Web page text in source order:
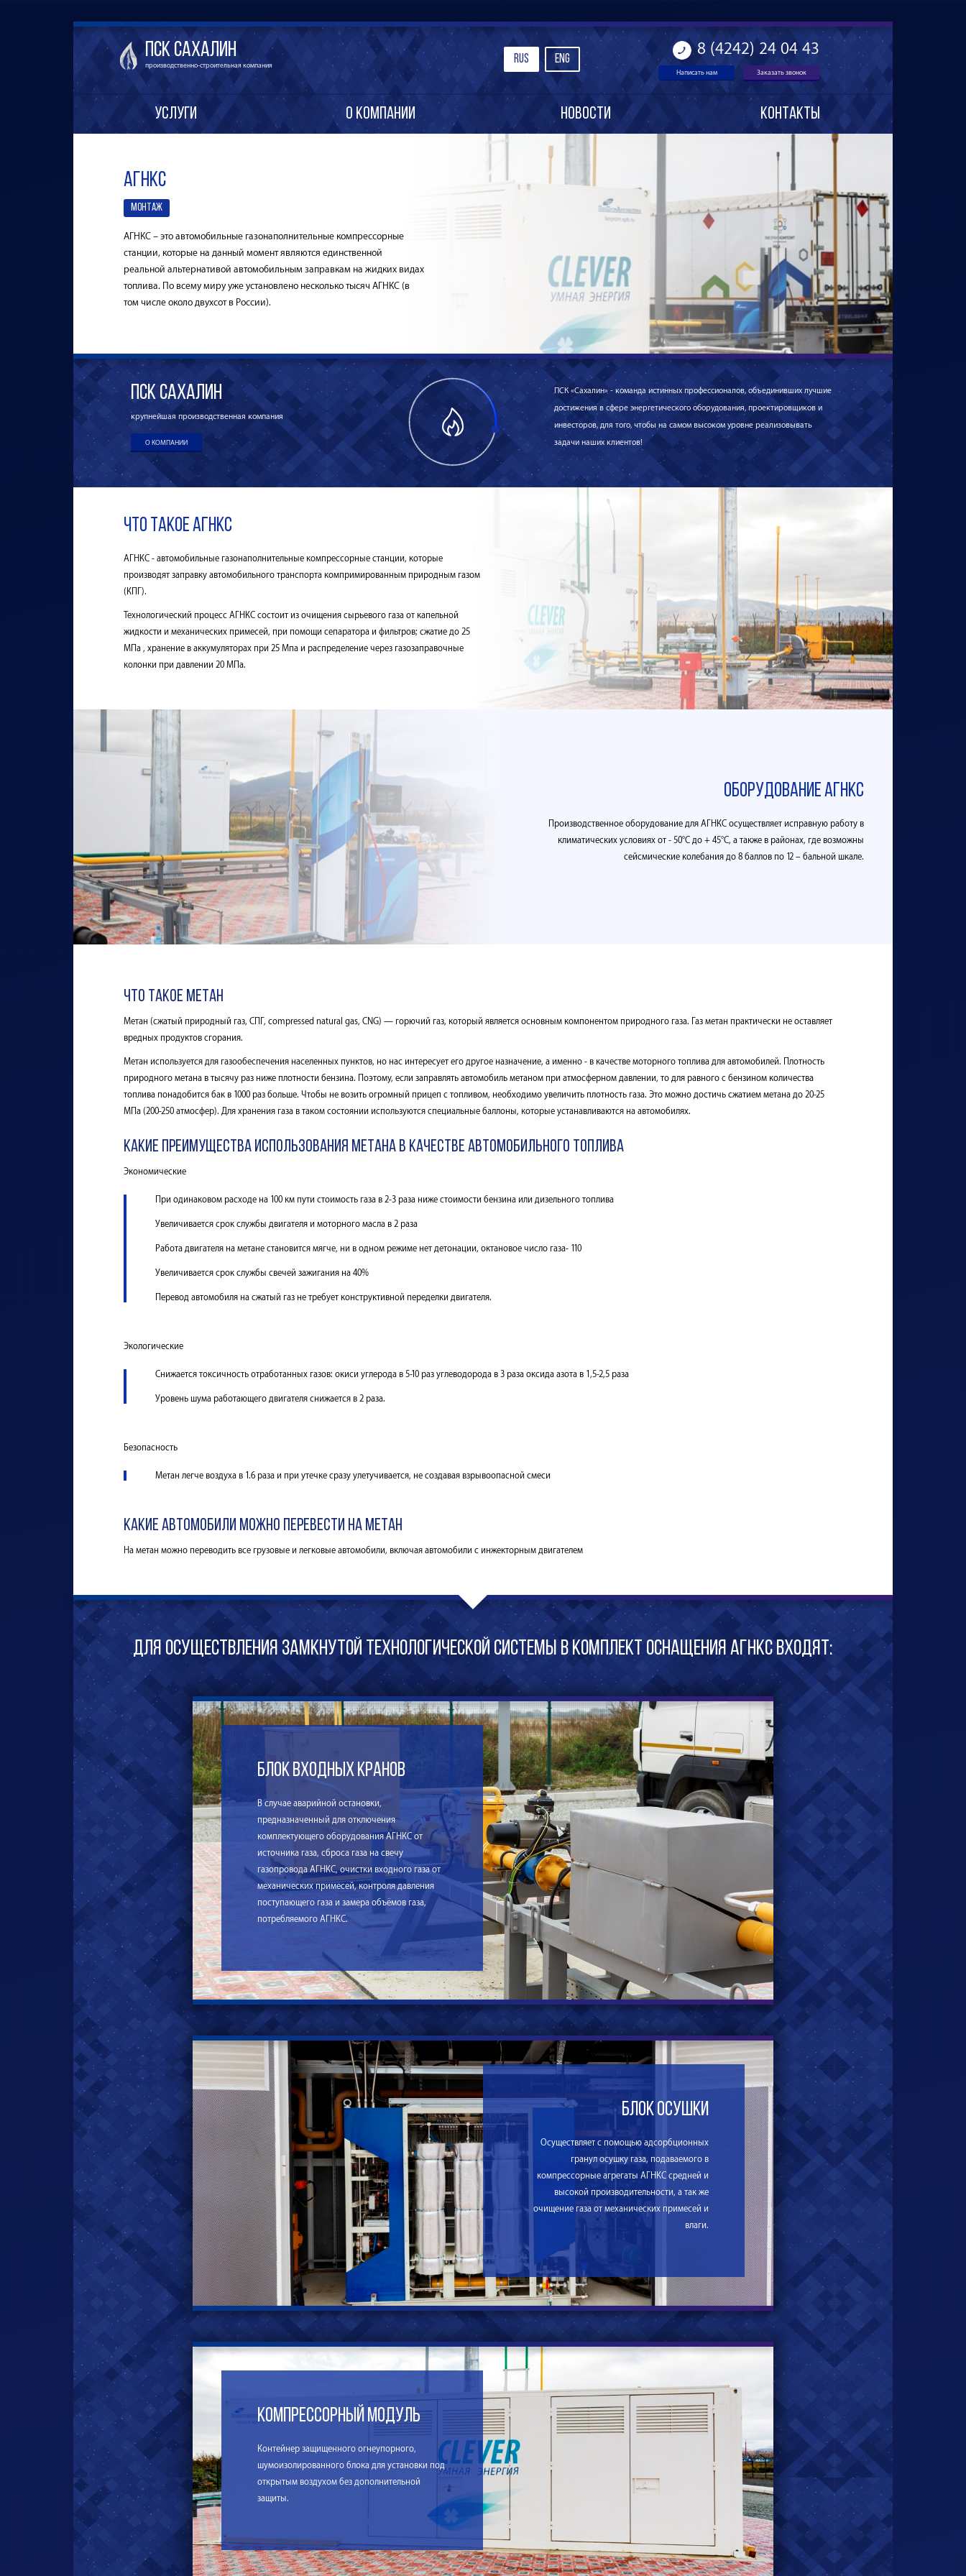
ПСК Сахалин
производственно-строительная компания Rus Eng
8 (4242) 24 04 43
Написать нам Заказать звонок
Услуги О компании Новости Контакты
АГНКС
МОНТАЖ
АГНКС – это автомобильные газонаполнительные компрессорные
станции, которые на данный момент являются единственной
реальной альтернативой автомобильным заправкам на жидких видах
топлива. По всему миру уже установлено несколько тысяч АГНКС (в
том числе около двухсот в России).
ПСК Сахалин
крупнейшая производственная компания
О КОМПАНИИ
ПСК «Сахалин» - команда истинных профессионалов, объединивших лучшие
достижения в сфере энергетического оборудования, проектировщиков и
инвесторов, для того, чтобы на самом высоком уровне реализовывать
задачи наших клиентов!
Что такое АГНКС
АГНКС - автомобильные газонаполнительные компрессорные станции, которые
производят заправку автомобильного транспорта компримированным природным газом
(КПГ).
Технологический процесс АГНКС состоит из очищения сырьевого газа от капельной
жидкости и механических примесей, при помощи сепаратора и фильтров; сжатие до 25
МПа , хранение в аккумуляторах при 25 Мпа и распределение через газозаправочные
колонки при давлении 20 МПа.
оборудование агнкс
Производственное оборудование для АГНКС осуществляет исправную работу в
климатических условиях от - 50°С до + 45°С, а также в районах, где возможны
сейсмические колебания до 8 баллов по 12 – бальной шкале.
Что такое метан
Метан (сжатый природный газ, СПГ, сompressed natural gas, CNG) — горючий газ, который является основным компонентом природного газа. Газ метан практически не оставляет
вредных продуктов сгорания.
Метан используется для газообеспечения населенных пунктов, но нас интересует его другое назначение, а именно - в качестве моторного топлива для автомобилей. Плотность
природного метана в тысячу раз ниже плотности бензина. Поэтому, если заправлять автомобиль метаном при атмосферном давлении, то для равного с бензином количества
топлива понадобится бак в 1000 раз больше. Чтобы не возить огромный прицеп с топливом, необходимо увеличить плотность газа. Это можно достичь сжатием метана до 20-25
МПа (200-250 атмосфер). Для хранения газа в таком состоянии используются специальные баллоны, которые устанавливаются на автомобилях.
Какие преимущества использования метана в качестве автомобильного топлива
Экономические
При одинаковом расходе на 100 км пути стоимость газа в 2-3 раза ниже стоимости бензина или дизельного топлива
Увеличивается срок службы двигателя и моторного масла в 2 раза
Работа двигателя на метане становится мягче, ни в одном режиме нет детонации, октановое число газа- 110
Увеличивается срок службы свечей зажигания на 40%
Перевод автомобиля на сжатый газ не требует конструктивной переделки двигателя.
Экологические
Снижается токсичность отработанных газов: окиси углерода в 5-10 раз углеводорода в 3 раза оксида азота в 1,5-2,5 раза
Уровень шума работающего двигателя снижается в 2 раза.
Безопасность
Метан легче воздуха в 1.6 раза и при утечке сразу улетучивается, не создавая взрывоопасной смеси
Какие автомобили можно перевести на метан
На метан можно переводить все грузовые и легковые автомобили, включая автомобили с инжекторным двигателем
Для осуществления замкнутой технологической системы в комплект оснащения АГНКС входят:
Блок входных кранов
В случае аварийной остановки,
предназначенный для отключения
комплектующего оборудования АГНКС от
источника газа, сброса газа на свечу
газопровода АГНКС, очистки входного газа от
механических примесей, контроля давления
поступающего газа и замера объёмов газа,
потребляемого АГНКС.
Блок осушки
Осуществляет с помощью адсорбционных
гранул осушку газа, подаваемого в
компрессорные агрегаты АГНКС средней и
высокой производительности, а так же
очищение газа от механических примесей и
влаги.
Компрессорный модуль
Контейнер защищенного огнеупорного,
шумоизолированного блока для установки под
открытым воздухом без дополнительной
защиты.